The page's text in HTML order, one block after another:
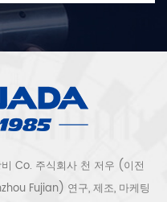
Co. 주식회사 천 저우 (이전
Fujian) 연구, 제조, 마케팅